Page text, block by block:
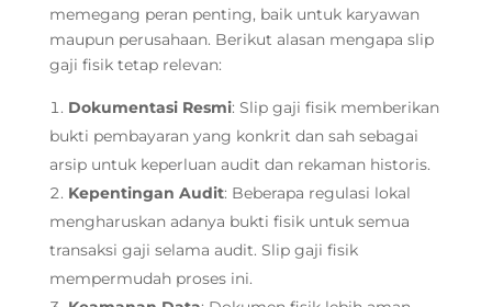
memegang peran penting, baik untuk karyawan
maupun perusahaan. Berikut alasan mengapa slip
gaji fisik tetap relevan:
Dokumentasi Resmi: Slip gaji fisik memberikan
bukti pembayaran yang konkrit dan sah sebagai
arsip untuk keperluan audit dan rekaman historis.
Kepentingan Audit: Beberapa regulasi lokal
mengharuskan adanya bukti fisik untuk semua
transaksi gaji selama audit. Slip gaji fisik
mempermudah proses ini.